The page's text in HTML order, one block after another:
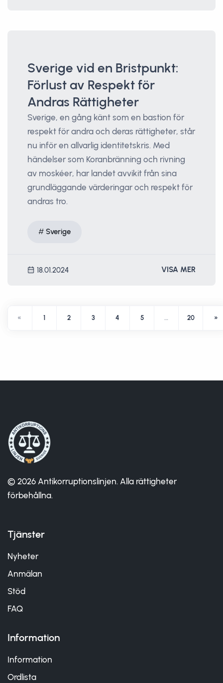
Sverige vid en Bristpunkt:
Förlust av Respekt för
Andras Rättigheter
Sverige, en gång känt som en bastion för
respekt för andra och deras rättigheter, står
nu inför en allvarlig identitetskris. Med
händelser som Koranbränning och rivning
av moskéer, har landet avvikit från sina
grundläggande värderingar och respekt för
andras tro.
Sverige
18.01.2024 VISA MER
« 1 2 3 4 5 … 20 »
© 2026 Antikorruptionslinjen. Alla rättigheter
förbehållna.
Tjänster
Nyheter
Anmälan
Stöd
FAQ
Information
Information
Ordlista